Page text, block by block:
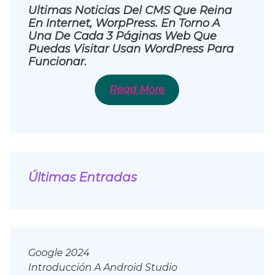
Ultimas Noticias Del CMS Que Reina
En Internet, WorpPress. En Torno A
Una De Cada 3 Páginas Web Que
Puedas Visitar Usan WordPress Para
Funcionar.
Read More
Últimas Entradas
Google 2024
Introducción A Android Studio